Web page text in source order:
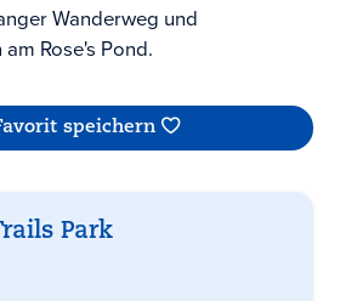
Wanderweg und
Rose's Pond.
speichern
Park